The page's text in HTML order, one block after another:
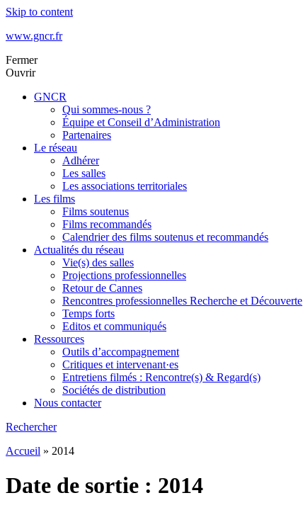
Skip to content
www.gncr.fr
Fermer
Ouvrir
GNCR
Qui sommes-nous ?
Équipe et Conseil d’Administration
Partenaires
Le réseau
Adhérer
Les salles
Les associations territoriales
Les films
Films soutenus
Films recommandés
Calendrier des films soutenus et recommandés
Actualités du réseau
Vie(s) des salles
Projections professionnelles
Retour de Cannes
Rencontres professionnelles Recherche et Découverte
Temps forts
Editos et communiqués
Ressources
Outils d’accompagnement
Critiques et intervenant·es
Entretiens filmés : Rencontre(s) & Regard(s)
Sociétés de distribution
Nous contacter
Rechercher
Accueil » 2014
Date de sortie : 2014